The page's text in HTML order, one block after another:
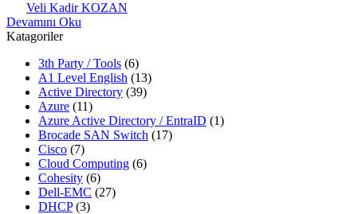
Veli Kadir KOZAN
Devamını Oku
Katagoriler
3th Party / Tools (6)
A1 Level English (13)
Active Directory (39)
Azure (11)
Azure Active Directory / EntraID (1)
Brocade SAN Switch (17)
Cisco (7)
Cloud Computing (6)
Cohesity (6)
Dell-EMC (27)
DHCP(3)